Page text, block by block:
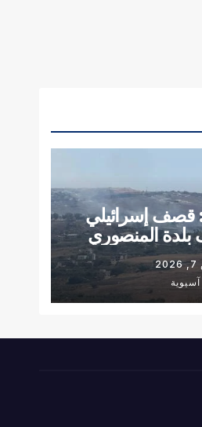
قصف إسرائيلي
المنصوري